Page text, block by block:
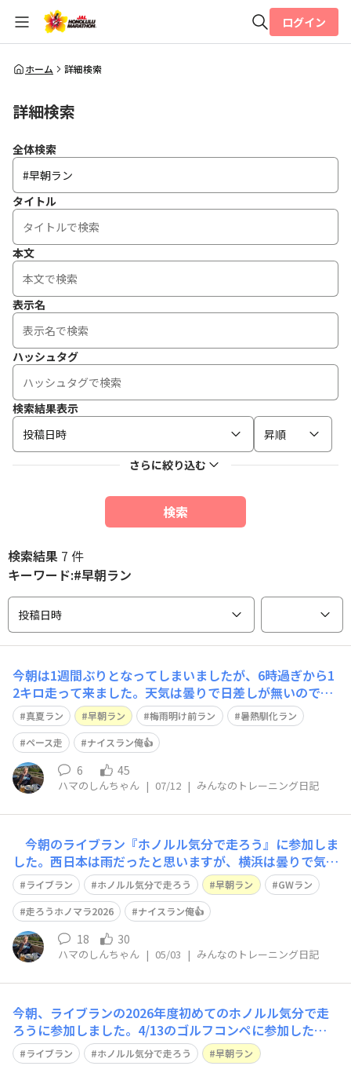
全体検索
ログイン
ホーム 詳細検索
詳細検索
全体検索
タイトル
本文
表示名
ハッシュタグ
検索結果表示
投稿日時
昇順
さらに絞り込む
検索
検索結果 7 件
キーワード:#早朝ラン
投稿日時
今朝は1週間ぶりとなってしまいましたが、6時過ぎから1
2キロ走って来ました。天気は曇りで日差しが無いので走
り易いと思っていましたが、気温は既に26℃、湿度は8
0%超えで、すぐに滝汗となり苦戦しました。梅雨明け前
ですが、いよいよ暑熱馴化ランの開始です。
真夏ラン 早朝ラン 梅雨明け前ラン
暑熱馴化ラン
ペース走
ナイスラン俺👍
6 45
ハマのしんちゃん | 07/12 | みんなのトレーニング日記
今朝のライブラン『ホノルル気分で走ろう』に参加しま
した。西日本は雨だったと思いますが、横浜は曇りで気温
も上がらず、走り易い天気となりました。 今朝の『ホ
ノルル気分で走ろう』は90分LSDで90分間何とか走り続
けられました。脱線しがちなトモさんと冷静なゆうこさん
の掛け合いトークも楽しかったです。リ
ライブラン ホノルル気分で走ろう 早朝ラン
GWラン
走ろうホノマラ2026
ナイスラン俺👍
18 30
ハマのしんちゃん | 05/03 | みんなのトレーニング日記
今朝、ライブランの2026年度初めてのホノルル気分で走
ろうに参加しました。4/13のゴルフコンペに参加したの
で、しばらく走っていませんでした。昨日は今日のホノル
ライブラン ホノルル気分で走ろう
早朝ラン